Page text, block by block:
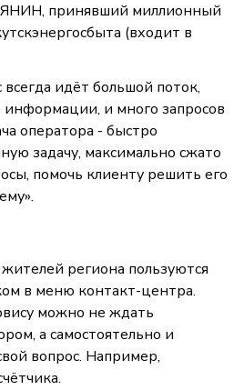
принявший миллионный
(входит в
идёт большой поток,
информации, и много запросов
оператора - быстро
задачу, максимально сжато
помочь клиенту решить его
региона пользуются
в меню контакт-центра.
можно не ждать
а самостоятельно и
вопрос. Например,